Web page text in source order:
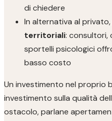
di chiedere
In alternativa al
territoriali: consultori,
sportelli psicologici
basso costo
Un investimento nel proprio
investimento sulla qualità
ostacolo, parlane